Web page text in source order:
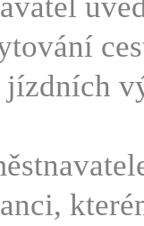
jízdních